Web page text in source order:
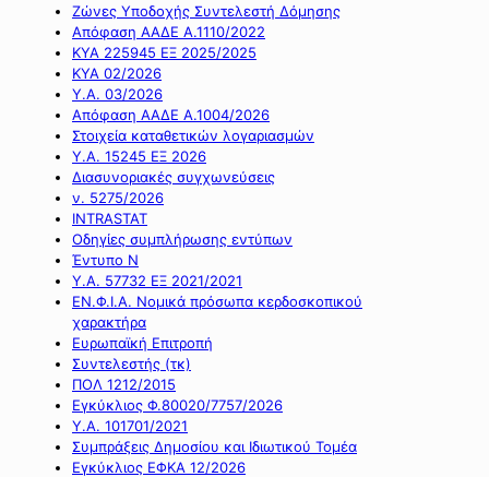
Ζώνες Υποδοχής Συντελεστή Δόμησης
Απόφαση ΑΑΔΕ Α.1110/2022
ΚΥΑ 225945 ΕΞ 2025/2025
ΚΥΑ 02/2026
Υ.Α. 03/2026
Απόφαση ΑΑΔΕ Α.1004/2026
Στοιχεία καταθετικών λογαριασμών
Υ.Α. 15245 ΕΞ 2026
Διασυνοριακές συγχωνεύσεις
ν. 5275/2026
INTRASTAT
Οδηγίες συμπλήρωσης εντύπων
Έντυπο Ν
Υ.Α. 57732 ΕΞ 2021/2021
ΕΝ.Φ.Ι.Α. Νομικά πρόσωπα κερδοσκοπικού
χαρακτήρα
Ευρωπαϊκή Επιτροπή
Συντελεστής (τκ)
ΠΟΛ 1212/2015
Εγκύκλιος Φ.80020/7757/2026
Υ.Α. 101701/2021
Συμπράξεις Δημοσίου και Ιδιωτικού Τομέα
Εγκύκλιος ΕΦΚΑ 12/2026